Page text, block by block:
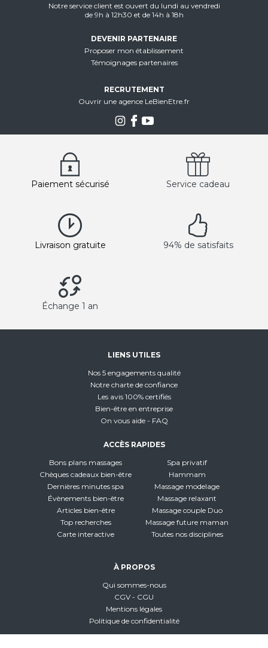
Notre service client est ouvert du lundi au vendredi
de 9h à 12h30 et de 14h à 18h
DEVENIR PARTENAIRE
Proposer mon établissement
Témoignages partenaires
RECRUTEMENT
Ouvrir une agence LeBienEtre.fr
Paiement sécurisé Service cadeau
Livraison gratuite 94% de satisfaits
Échange 1 an
LIENS UTILES
Nos 5 engagements qualité
Notre charte de confiance
Les avis 100% certifiés
Bien-être en entreprise
On vous aide - FAQ
ACCÈS RAPIDES
Bons plans massages
Chèques cadeaux bien-être
Dernières minutes spa
Évènements bien-être
Articles bien-être
Top recherches
Carte interactive
Spa privatif
Hammam
Massage modelage
Massage relaxant
Massage couple Duo
Massage future maman
Toutes nos disciplines
À PROPOS
Qui sommes-nous
CGV - CGU
Mentions légales
Politique de confidentialité